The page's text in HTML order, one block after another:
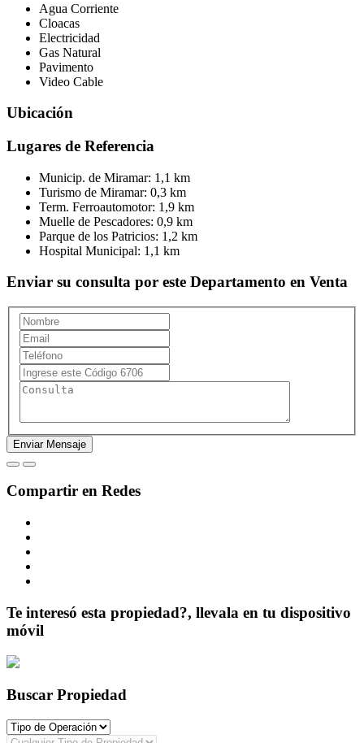
Agua Corriente
Cloacas
Electricidad
Gas Natural
Pavimento
Video Cable
Ubicación
Lugares de Referencia
Municip. de Miramar: 1,1 km
Turismo de Miramar: 0,3 km
Term. Ferroautomotor: 1,9 km
Muelle de Pescadores: 0,9 km
Parque de los Patricios: 1,2 km
Hospital Municipal: 1,1 km
Enviar su consulta por este Departamento en Venta
Compartir en Redes
Te interesó esta propiedad?, llevala en tu dispositivo
móvil
Buscar Propiedad